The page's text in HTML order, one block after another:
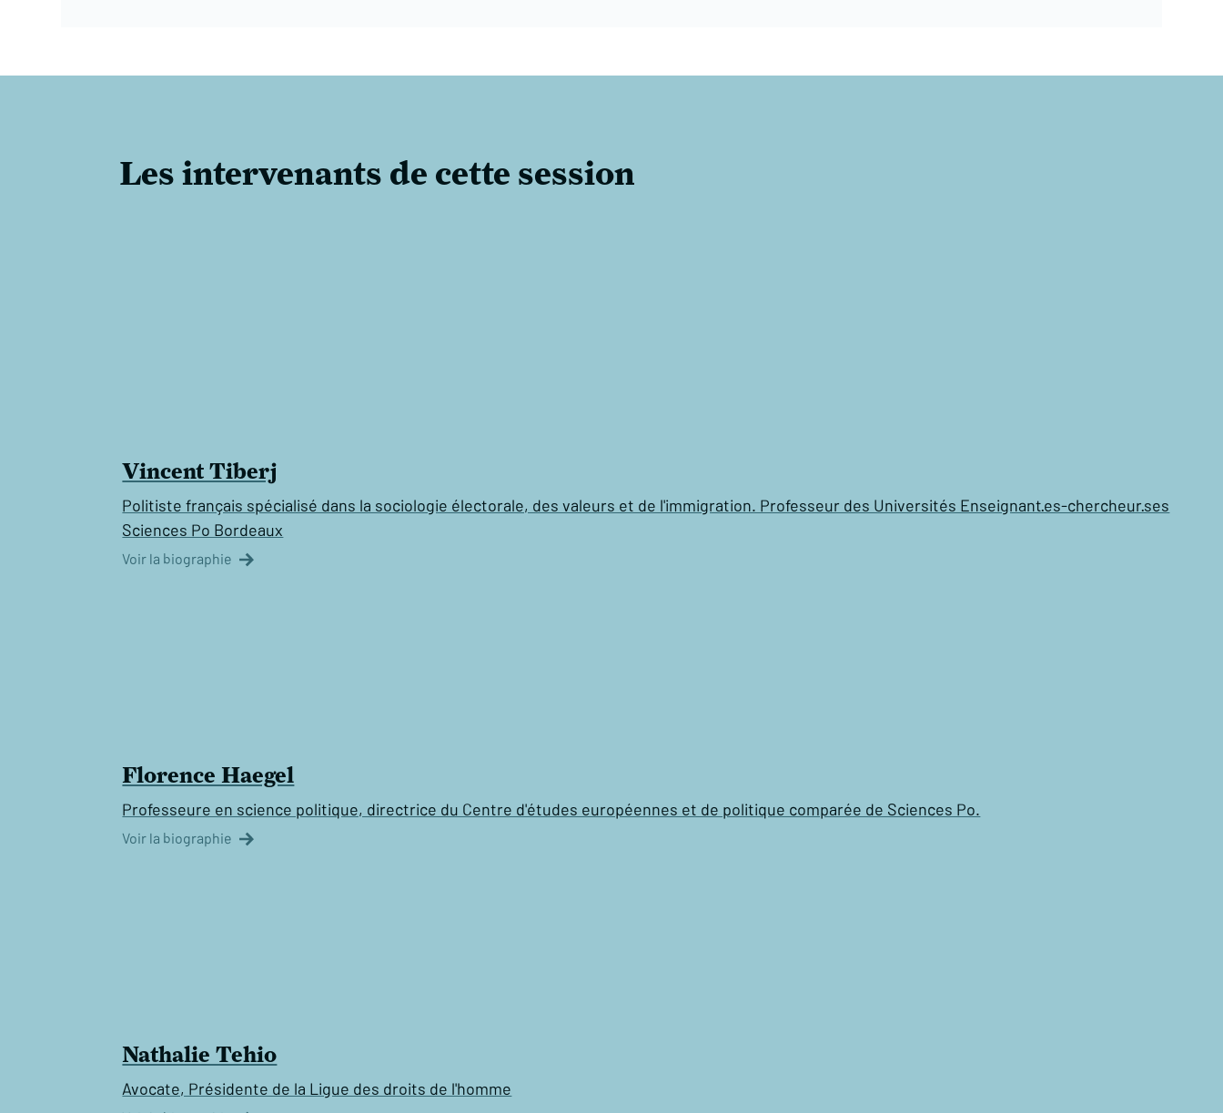
Les intervenants de cette session
Vincent Tiberj
Politiste français spécialisé dans la sociologie électorale, des valeurs et de l'immigration. Professeur des Universités Enseignant·es-chercheur·ses
Sciences Po Bordeaux
Voir la biographie
Florence Haegel
Professeure en science politique, directrice du Centre d'études européennes et de politique comparée de Sciences Po.
Voir la biographie
Nathalie Tehio
Avocate, Présidente de la Ligue des droits de l'homme